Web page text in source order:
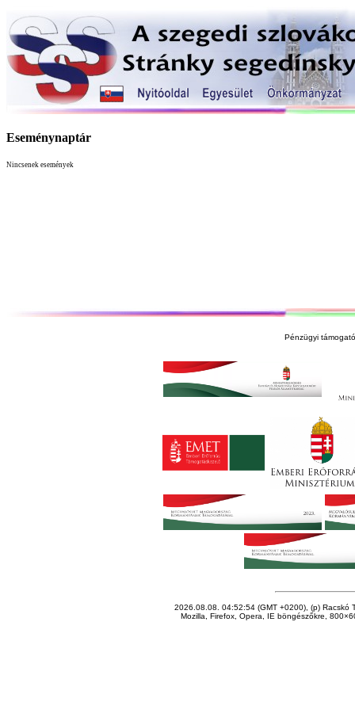
Eseménynaptár
Nincsenek események
Pénzügyi
2026.08.08. 04:52:54 (GMT +0200), (p) Racskó
Mozilla, Firefox, Opera, IE böngészőkre,